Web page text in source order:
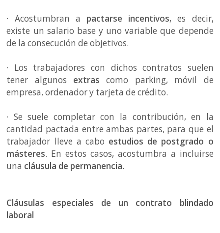
· Acostumbran a pactarse incentivos, es decir,
existe un salario base y uno variable que depende
de la consecución de objetivos.
· Los trabajadores con dichos contratos suelen
tener algunos extras como parking, móvil de
empresa, ordenador y tarjeta de crédito.
· Se suele completar con la contribución, en la
cantidad pactada entre ambas partes, para que el
trabajador lleve a cabo estudios de postgrado o
másteres. En estos casos, acostumbra a incluirse
una cláusula de permanencia.
Cláusulas especiales de un contrato blindado
laboral